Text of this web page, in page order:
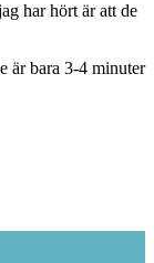
har hört är att de
är bara 3-4 minuter